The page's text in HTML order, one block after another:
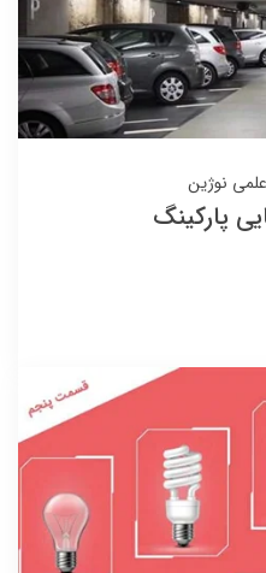
نوژین
پارکینگ